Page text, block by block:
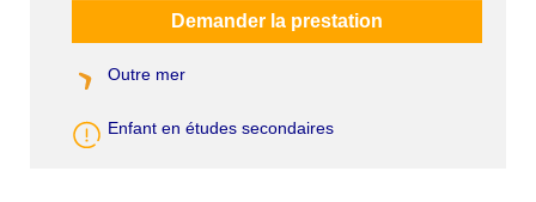
Demander la prestation
Outre mer
Enfant en études secondaires